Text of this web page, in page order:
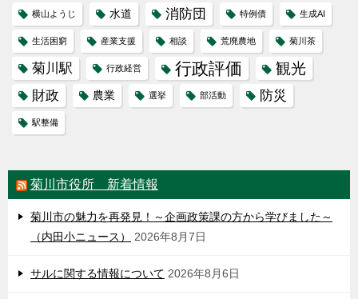
横山ようじ 水道 消防団 特例債 生成AI
生活困窮 産業支援 相談 荒廃農地 菊川茶
菊川駅 行政経営 行政評価 観光
財政 農業 選挙 部活動 防災
駅整備
菊川市役所 新着情報
菊川市の魅力を再発見！～企画政策課の方から学びました～
（内田小ニュース）
2026年8月7日
サルに関する情報について 2026年8月6日